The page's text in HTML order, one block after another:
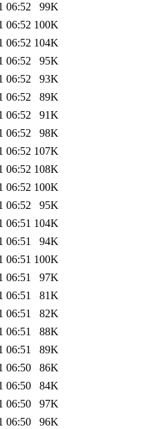
06:52
99K
06:52 100K
06:52 104K
06:52
95K
06:52
93K
06:52
89K
06:52
91K
06:52
98K
06:52 107K
06:52 108K
06:52 100K
06:52
95K
06:51 104K
06:51
94K
06:51 100K
06:51
97K
06:51
81K
06:51
82K
06:51
88K
06:51
89K
06:50
86K
06:50
84K
06:50
97K
06:50
96K